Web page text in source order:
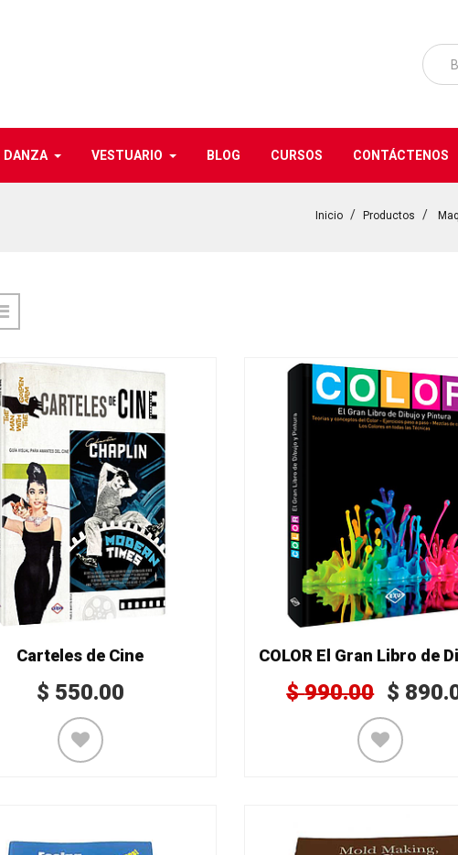
DANZA VESTUARIO BLOG CURSOS CONTÁCTENOS
Inicio Productos
Carteles de Cine
$ 550.00 $990.00 $